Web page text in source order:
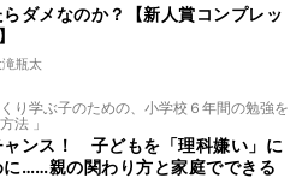
らダメなのか？【新人賞コンプレッ
瓶太
り学ぶ子のための、小学校６年間の勉強を
法 」
ャンス！ 子どもを「理科嫌い」に
に……親の関わり方と家庭でできる